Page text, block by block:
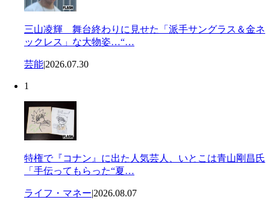
三山凌輝 舞台終わりに見せた「派手サングラス＆金ネ
ックレス」な大物姿…“…
芸能|2026.07.30
1
特権で『コナン』に出た人気芸人、いとこは青山剛昌氏
「手伝ってもらった“夏…
ライフ・マネー|2026.08.07